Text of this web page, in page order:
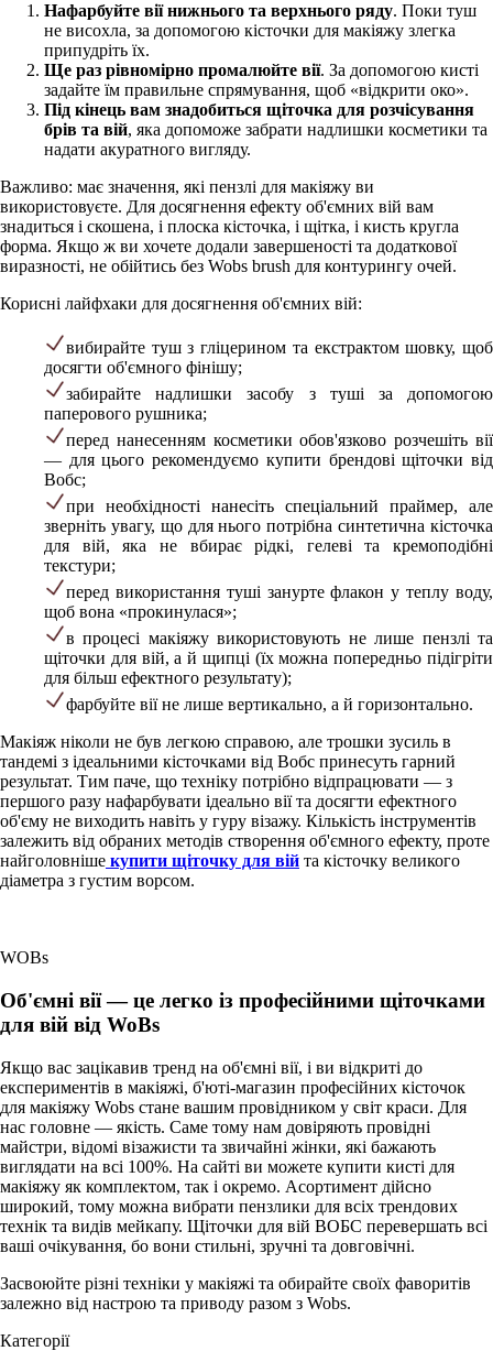
Нафарбуйте вії нижнього та верхнього ряду. Поки туш
не висохла, за допомогою кісточки для макіяжу злегка
припудріть їх.
Ще раз рівномірно промалюйте вії. За допомогою кисті
задайте їм правильне спрямування, щоб «відкрити око».
Під кінець вам знадобиться щіточка для розчісування
брів та вій, яка допоможе забрати надлишки косметики та
надати акуратного вигляду.
Важливо: має значення, які пензлі для макіяжу ви
використовуєте. Для досягнення ефекту об'ємних вій вам
знадиться і скошена, і плоска кісточка, і щітка, і кисть кругла
форма. Якщо ж ви хочете додали завершеності та додаткової
виразності, не обійтись без Wobs brush для контурингу очей.
Корисні лайфхаки для досягнення об'ємних вій:
вибирайте туш з гліцерином та екстрактом шовку, щоб
досягти об'ємного фінішу;
забирайте надлишки засобу з туші за допомогою
паперового рушника;
перед нанесенням косметики обов'язково розчешіть вії
— для цього рекомендуємо купити брендові щіточки від
Вобс;
при необхідності нанесіть спеціальний праймер, але
зверніть увагу, що для нього потрібна синтетична кісточка
для вій, яка не вбирає рідкі, гелеві та кремоподібні
текстури;
перед використання туші занурте флакон у теплу воду,
щоб вона «прокинулася»;
в процесі макіяжу використовують не лише пензлі та
щіточки для вій, а й щипці (їх можна попередньо підігріти
для більш ефектного результату);
фарбуйте вії не лише вертикально, а й горизонтально.
Макіяж ніколи не був легкою справою, але трошки зусиль в
тандемі з ідеальними кісточками від Вобс принесуть гарний
результат. Тим паче, що техніку потрібно відпрацювати — з
першого разу нафарбувати ідеально вії та досягти ефектного
об'єму не виходить навіть у гуру візажу. Кількість інструментів
залежить від обраних методів створення об'ємного ефекту, проте
найголовніше купити щіточку для вій та кісточку великого
діаметра з густим ворсом.
WOBs
Об'ємні вії — це легко із професійними щіточками
для вій від WoBs
Якщо вас зацікавив тренд на об'ємні вії, і ви відкриті до
експериментів в макіяжі, б'юті-магазин професійних кісточок
для макіяжу Wobs стане вашим провідником у світ краси. Для
нас головне — якість. Саме тому нам довіряють провідні
майстри, відомі візажисти та звичайні жінки, які бажають
виглядати на всі 100%. На сайті ви можете купити кисті для
макіяжу як комплектом, так і окремо. Асортимент дійсно
широкий, тому можна вибрати пензлики для всіх трендових
технік та видів мейкапу. Щіточки для вій ВОБС перевершать всі
ваші очікування, бо вони стильні, зручні та довговічні.
Засвоюйте різні техніки у макіяжі та обирайте своїх фаворитів
залежно від настрою та приводу разом з Wobs.
Категорії